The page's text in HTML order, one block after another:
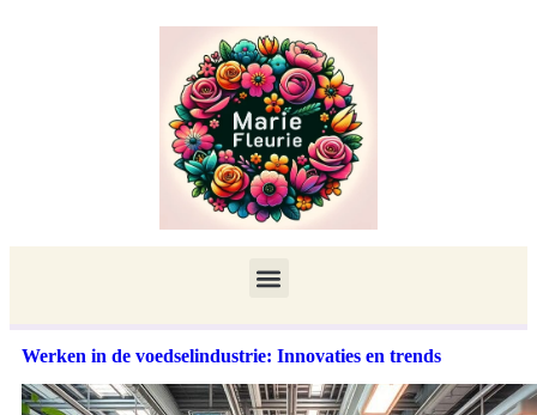
Werken in de voedselindustrie: Innovaties en trends